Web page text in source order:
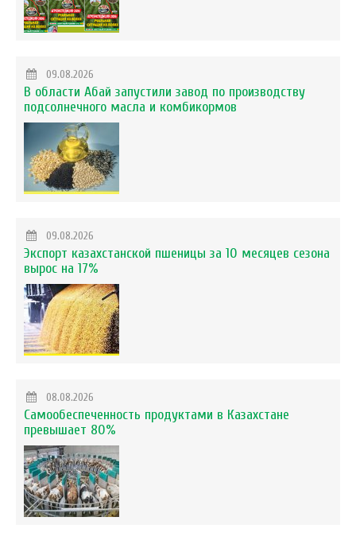
09.08.2026
В области Абай запустили завод по производству
подсолнечного масла и комбикормов
09.08.2026
Экспорт казахстанской пшеницы за 10 месяцев сезона
вырос на 17%
08.08.2026
Самообеспеченность продуктами в Казахстане
превышает 80%